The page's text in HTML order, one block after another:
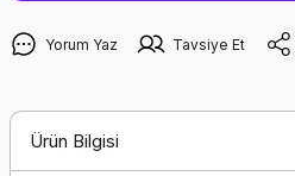
Yorum Yaz Tavsiye Et
Ürün Bilgisi